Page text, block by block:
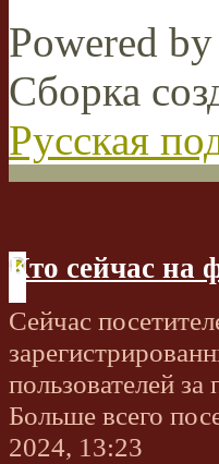
Powered by
Сборка
Русская
Кто сейчас на
Сейчас
пользователей
Больше всего
2024, 13:23